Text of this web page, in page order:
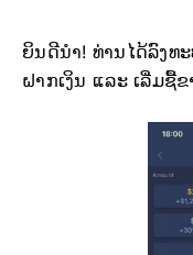
ຍິນດີນຳ! ທ່ານໄດ້ລົງທ
ຝາກເງິນ ແລະ ເລີ່ມຊື້